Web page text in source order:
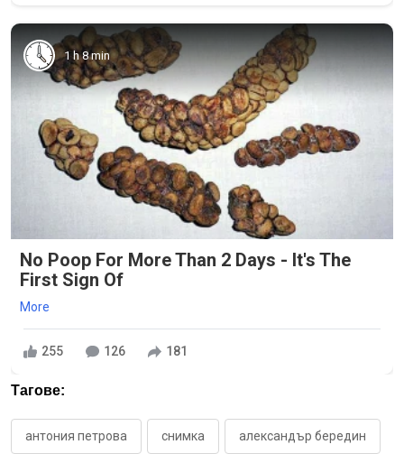
1 h 8 min
No Poop For More Than 2 Days - It's The
First Sign Of
More
255 126 181
Тагове:
антония петрова снимка александър бередин